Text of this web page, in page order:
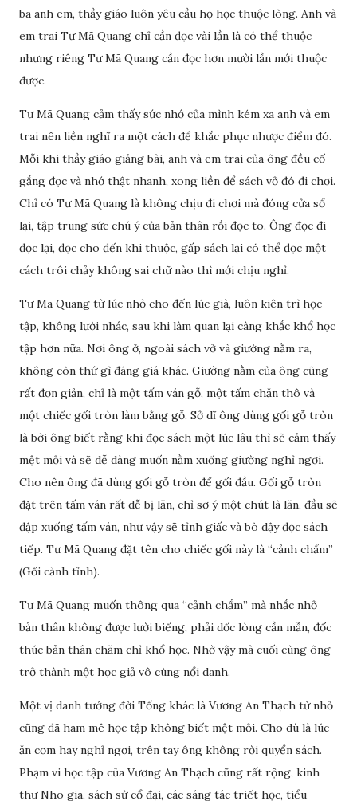
ba anh em, thầy giáo luôn yêu cầu họ học thuộc lòng. Anh và
em trai Tư Mã Quang chỉ cần đọc vài lần là có thể thuộc
nhưng riêng Tư Mã Quang cần đọc hơn mười lần mới thuộc
được.
Tư Mã Quang cảm thấy sức nhớ của mình kém xa anh và em
trai nên liền nghĩ ra một cách để khắc phục nhược điểm đó.
Mỗi khi thầy giáo giảng bài, anh và em trai của ông đều cố
gắng đọc và nhớ thật nhanh, xong liền để sách vở đó đi chơi.
Chỉ có Tư Mã Quang là không chịu đi chơi mà đóng cửa sổ
lại, tập trung sức chú ý của bản thân rồi đọc to. Ông đọc đi
đọc lại, đọc cho đến khi thuộc, gấp sách lại có thể đọc một
cách trôi chảy không sai chữ nào thì mới chịu nghỉ.
Tư Mã Quang từ lúc nhỏ cho đến lúc già, luôn kiên trì học
tập, không lười nhác, sau khi làm quan lại càng khắc khổ học
tập hơn nữa. Nơi ông ở, ngoài sách vở và giường nằm ra,
không còn thứ gì đáng giá khác. Giường nằm của ông cũng
rất đơn giản, chỉ là một tấm ván gỗ, một tấm chăn thô và
một chiếc gối tròn làm bằng gỗ. Sở dĩ ông dùng gối gỗ tròn
là bởi ông biết rằng khi đọc sách một lúc lâu thì sẽ cảm thấy
mệt mỏi và sẽ dễ dàng muốn nằm xuống giường nghỉ ngơi.
Cho nên ông đã dùng gối gỗ tròn để gối đầu. Gối gỗ tròn
đặt trên tấm ván rất dễ bị lăn, chỉ sơ ý một chút là lăn, đầu sẽ
đập xuống tấm ván, như vậy sẽ tỉnh giấc và bò dậy đọc sách
tiếp. Tư Mã Quang đặt tên cho chiếc gối này là “cảnh chẩm”
(Gối cảnh tỉnh).
Tư Mã Quang muốn thông qua “cảnh chẩm” mà nhắc nhở
bản thân không được lười biếng, phải dốc lòng cần mẫn, đốc
thúc bản thân chăm chỉ khổ học. Nhờ vậy mà cuối cùng ông
trở thành một học giả vô cùng nổi danh.
Một vị danh tướng đời Tống khác là Vương An Thạch từ nhỏ
cũng đã ham mê học tập không biết mệt mỏi. Cho dù là lúc
ăn cơm hay nghỉ ngơi, trên tay ông không rời quyển sách.
Phạm vi học tập của Vương An Thạch cũng rất rộng, kinh
thư Nho gia, sách sử cổ đại, các sáng tác triết học, tiểu